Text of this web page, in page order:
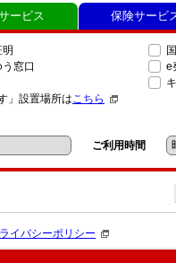
窓口
」設置場所はこちら
e
ご利用時間
ービス 保険サービ
イバシーポリシー